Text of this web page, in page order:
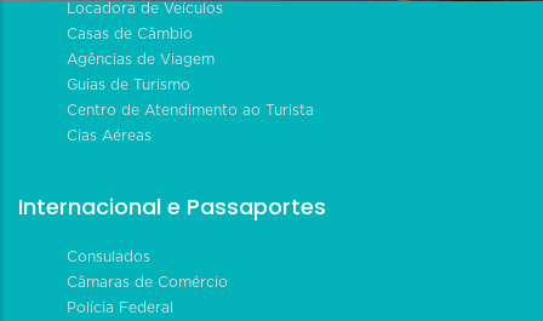
Locadora de Veículos
Casas de Câmbio
Agências de Viagem
Guias de Turismo
Centro de Atendimento ao Turista
Cias Aéreas
Internacional e Passaportes
Consulados
Câmaras de Comércio
Polícia Federal